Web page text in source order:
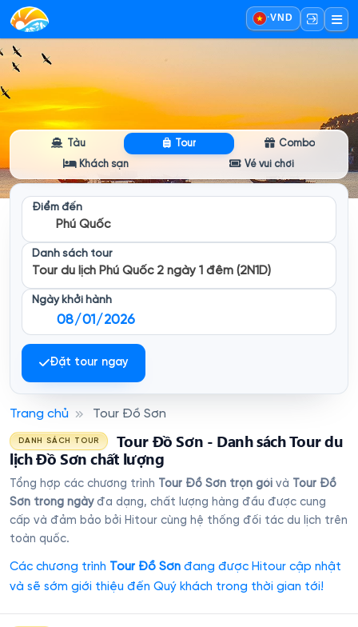
·VND
Tàu Tour Combo
Khách sạn Vé vui chơi
Điểm đến
Phú Quốc
Danh sách tour
Tour du lịch Phú Quốc 2 ngày 1 đêm (2N1D)
Ngày khởi hành
Đặt tour ngay
Trang chủ Tour Đồ Sơn
DANH SÁCH TOUR
Tour Đồ Sơn - Danh sách Tour du
lịch Đồ Sơn chất lượng
Tổng hợp các chương trình Tour Đồ Sơn trọn gói và Tour Đồ
Sơn trong ngàyđa dạng, chất lượng hàng đầu được cung
cấp và đảm bảo bởi Hitour cùng hệ thống đối tác du lịch trên
toàn quốc.
Các chương trình Tour Đồ Sơn đang được Hitour cập nhật
và sẽ sớm giới thiệu đến Quý khách trong thời gian tới!